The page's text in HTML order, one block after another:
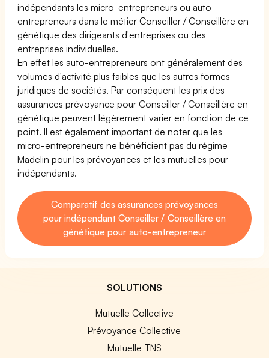
indépendants les micro-entrepreneurs ou auto-
entrepreneurs dans le métier Conseiller / Conseillère en
génétique des dirigeants d'entreprises ou des
entreprises individuelles.
En effet les auto-entrepreneurs ont généralement des
volumes d'activité plus faibles que les autres formes
juridiques de sociétés. Par conséquent les prix des
assurances prévoyance pour Conseiller / Conseillère en
génétique peuvent légèrement varier en fonction de ce
point. Il est également important de noter que les
micro-entrepreneurs ne bénéficient pas du régime
Madelin pour les prévoyances et les mutuelles pour
indépendants.
Comparatif des assurances prévoyances
pour indépendant Conseiller / Conseillère en
génétique pour auto-entrepreneur
SOLUTIONS
Mutuelle Collective
Prévoyance Collective
Mutuelle TNS